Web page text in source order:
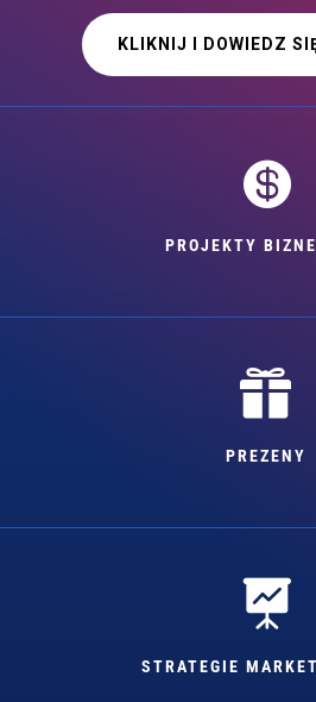
KLIKNIJ I DOWIEDZ

PROJEKTY

PREZENY

STRATEGIE